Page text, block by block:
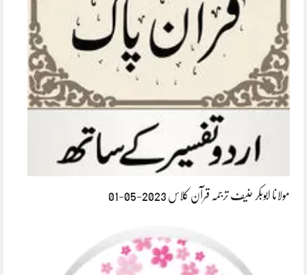
مولانا ابوبکر حنیف ترجمہ قرآن کلاس 2023-05-01